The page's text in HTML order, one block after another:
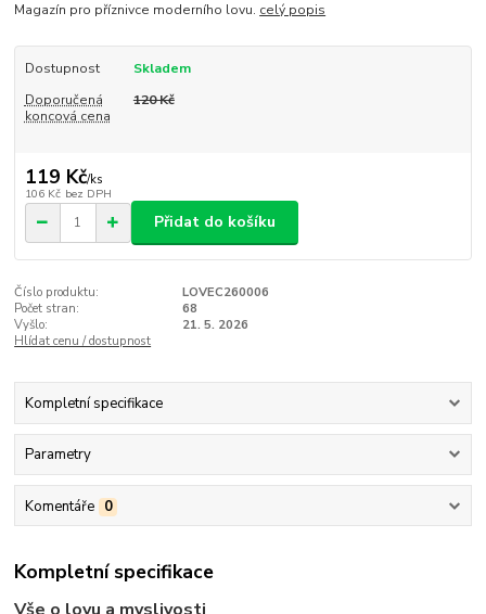
Magazín pro příznivce moderního lovu. celý popis
Dostupnost
Skladem
Doporučená
koncová cena
120 Kč
119 Kč/ks
106 Kč bez DPH
Přidat do košíku
Číslo produktu:
LOVEC260006
Počet stran:
68
Vyšlo:
21. 5. 2026
Hlídat cenu / dostupnost
Kompletní specifikace
Parametry
Komentáře 0
Kompletní specifikace